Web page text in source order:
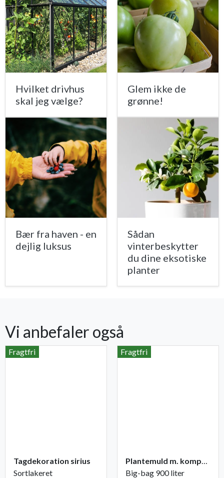
Hvilket drivhus
skal jeg vælge?
Glem ikke de
grønne!
Bær fra haven - en
dejlig luksus
Sådan
vinterbeskytter
du dine eksotiske
planter
Vi anbefaler også
Fragtfri
Tagdekoration sirius
Sortlakeret
Fragtfri
Big-bag 900 liter